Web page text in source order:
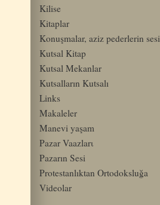
Kilise
Kitaplar
Konuşmalar, aziz pederlerin sesi
Kutsal Kitap
Kutsal Mekanlar
Kutsalların Kutsalı
Links
Makaleler
Manevi yaşam
Pazar Vaazlarι
Pazarın Sesi
Protestanlıktan Ortodoksluğa
Videolar